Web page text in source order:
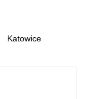
Katowice